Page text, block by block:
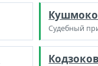
Судебный